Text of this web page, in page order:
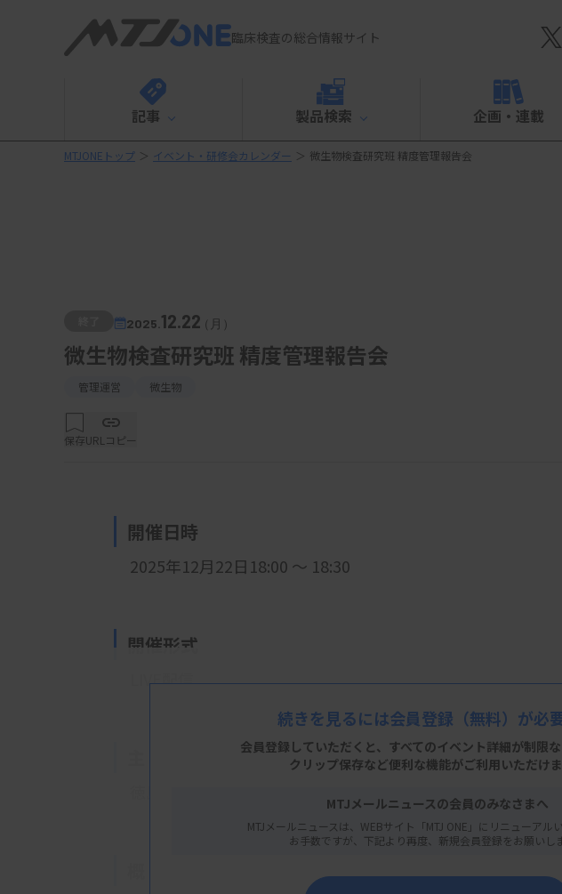
臨床検査の総合情報サイト
記事 製品検索 企画・連載
MTJONEトップ ＞ イベント・研修会カレンダー ＞ 微生物検査研究班 精度管理報告会
2025. 12.22（月）
微生物検査研究班 精度管理報告会
管理運営 微生物
保存URLコピー
開催日時
2025年12月22日18:00 ～ 18:30
開催形式
LIVE配信
続きを見るには会員登録 （無料）が必
会員登録していただくと、すべてのイベント詳細が制限な
クリップ保存など便利な機能がご利用いただけま
MTJメールニュースの会員のみなさまへ
MTJメールニュースは、WEBサイト「MTJ ONE」にリニューアル
お手数ですが、下記より再度、新規会員登録をお願いしま